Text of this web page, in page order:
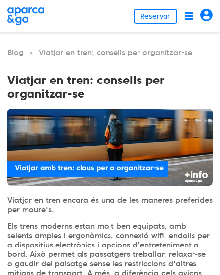
Reservar
Blog > Viatjar en tren: consells per organitzar-se
Viatjar en tren: consells per
organitzar-se
Viatjar en tren encara és una de les maneres preferides
per moure's.
Els trens moderns estan molt ben equipats, amb
seients amples i ergonòmics, connexió wifi, endolls per
a dispositius electrònics i opcions d'entreteniment a
bord. Això permet als passatgers treballar, relaxar-se
o gaudir del paisatge sense les restriccions d'altres
mitjans de transport. A més, a diferència dels avions,